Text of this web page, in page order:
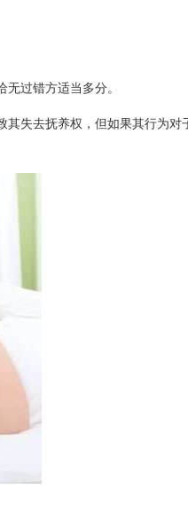
过错方适当多分。
失去抚养权，但如果其行为对